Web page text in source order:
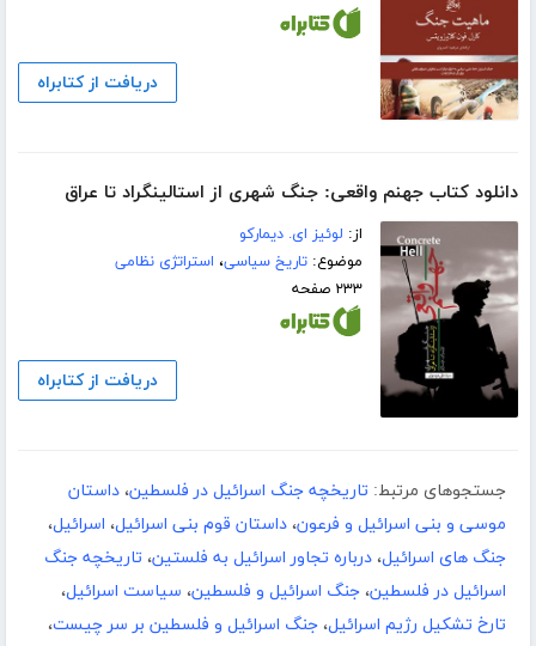
دریافت از کتابراه
دانلود کتاب جهنم واقعی: جنگ شهری از استالینگراد تا عراق
از: لوئیز ای. دیمارکو
موضوع:تاریخ سیاسی، استراتژی نظامی
۲۳۳ صفحه
دریافت از کتابراه
جستجوهای مرتبط: تاریخچه جنگ اسرائیل در فلسطین، داستان
موسی و بنی اسرائیل و فرعون، داستان قوم بنی اسرائیل، اسرائیل،
جنگ های اسرائیل، درباره تجاور اسرائیل به فلستین، تاریخچه جنگ
اسرائیل در فلسطین، جنگ اسرائیل و فلسطین، سیاست اسرائیل،
تارخ تشکیل رژیم اسرائیل، جنگ اسرائیل و فلسطین بر سر چیست،